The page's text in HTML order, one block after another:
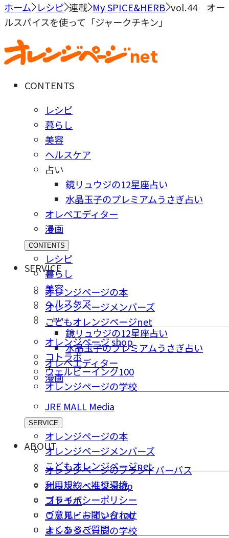
ホーム レシピ 連載 My SPICE&HERB vol.44 オー
ルスパイスを使って「ジャークチキン」
CONTENTS
レシピ
暮らし
美容
ヘルスケア
占い
鏡リュウジの12星座占い
水晶玉子のプレミアムうさぎ占い
オレペエディター
漫画
CONTENTS
レシピ
暮らし
美容
ヘルスケア
占い
鏡リュウジの12星座占い
水晶玉子のプレミアムうさぎ占い
オレペエディター
漫画
SERVICE
オレンジページの本
オレンジページメンバーズ
こどもオレンジページnet
オレンジページ shop
コトラボ
ウェルビーイング100
オレンジページの学校
JRE MALL Media
SERVICE
オレンジページの本
オレンジページメンバーズ
こどもオレンジページnet
オレンジページ shop
コトラボ
ウェルビーイング100
オレンジページの学校
ABOUT
オレンジページのブランドパーパス
利用規約・推奨環境
プライバシーポリシー
ご意⾒・お問い合わせ
よくあるご質問